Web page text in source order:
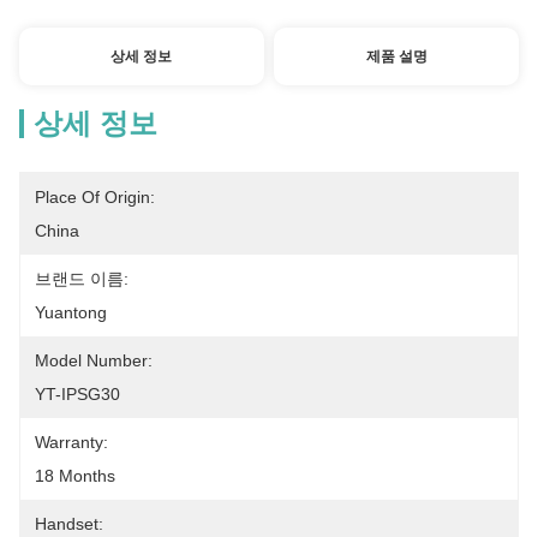
상세 정보 제품 설명
상세 정보
Place Of Origin:
China
브랜드 이름:
Yuantong
Model Number:
YT-IPSG30
Warranty:
18 Months
Handset: